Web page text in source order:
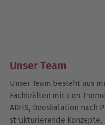
Unser Team
Unser Team besteht aus
Fachkräften mit den
ADHS, Deeskalation nach
strukturierende Konzepte,